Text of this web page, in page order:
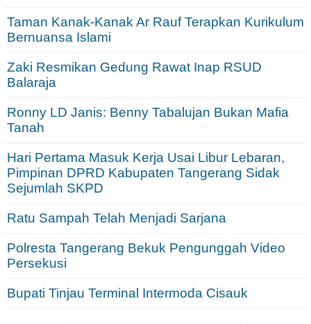
Taman Kanak-Kanak Ar Rauf Terapkan Kurikulum
Bernuansa Islami
Zaki Resmikan Gedung Rawat Inap RSUD
Balaraja
Ronny LD Janis: Benny Tabalujan Bukan Mafia
Tanah
Hari Pertama Masuk Kerja Usai Libur Lebaran,
Pimpinan DPRD Kabupaten Tangerang Sidak
Sejumlah SKPD
Ratu Sampah Telah Menjadi Sarjana
Polresta Tangerang Bekuk Pengunggah Video
Persekusi
Bupati Tinjau Terminal Intermoda Cisauk